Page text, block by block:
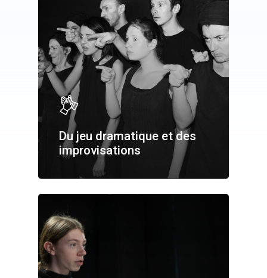
Du jeu dramatique et des
improvisations